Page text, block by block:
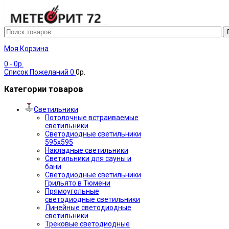
Моя Корзина
0 - 0р.
Список Пожеланий 0 0р.
Категории товаров
Светильники
Потолочные встраиваемые
светильники
Светодиодные светильники
595х595
Накладные светильники
Светильники для сауны и
бани
Светодиодные светильники
Грильято в Тюмени
Прямоугольные
светодиодные светильники
Линейные светодиодные
светильники
Трековые светодиодные